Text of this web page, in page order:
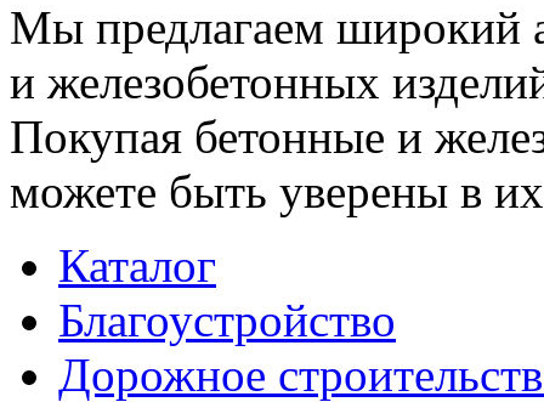
Мы предлагаем широкий
и железобетонных
Покупая бетонные и
можете быть уверены в их
Каталог
Благоустройство
Дорожное